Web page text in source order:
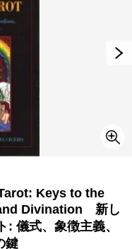
Keys to the
Divination 新し
儀式、象徴主義、
鍵